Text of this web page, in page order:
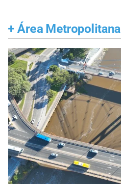
+ Área Metropolitana